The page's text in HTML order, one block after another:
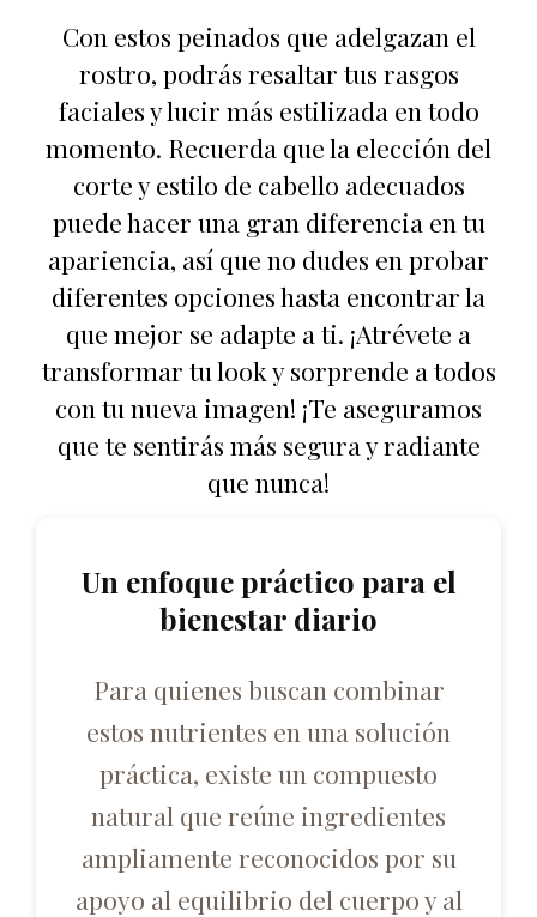
Con estos peinados que adelgazan el
rostro, podrás resaltar tus rasgos
faciales y lucir más estilizada en todo
momento. Recuerda que la elección del
corte y estilo de cabello adecuados
puede hacer una gran diferencia en tu
apariencia, así que no dudes en probar
diferentes opciones hasta encontrar la
que mejor se adapte a ti. ¡Atrévete a
transformar tu look y sorprende a todos
con tu nueva imagen! ¡Te aseguramos
que te sentirás más segura y radiante
que nunca!
Un enfoque práctico para el
bienestar diario
Para quienes buscan combinar
estos nutrientes en una solución
práctica, existe un compuesto
natural que reúne ingredientes
ampliamente reconocidos por su
apoyo al equilibrio del cuerpo y al